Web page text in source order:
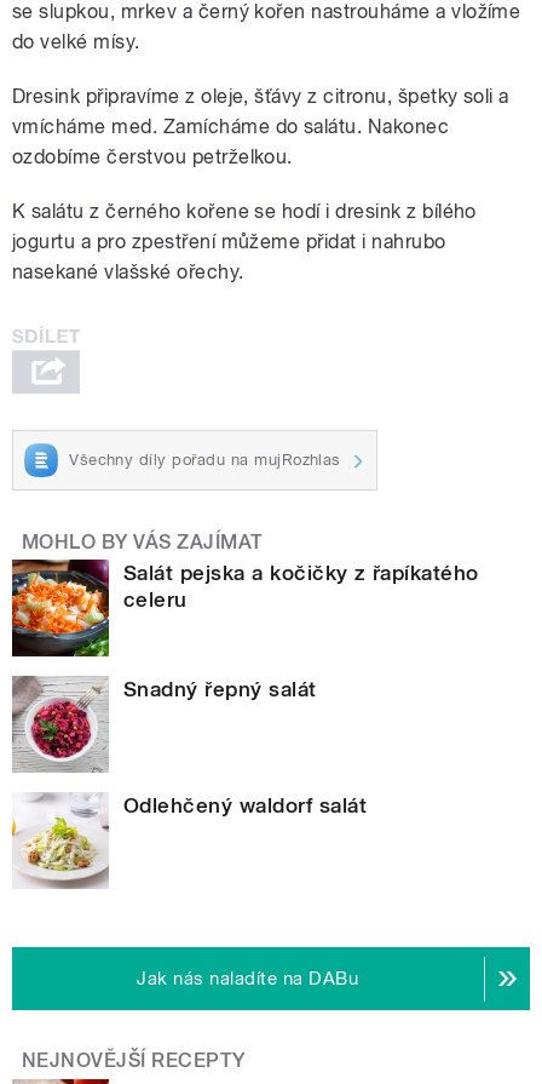
se slupkou, mrkev a černý kořen nastrouháme a vložíme
do velké mísy.
Dresink připravíme z oleje, šťávy z citronu, špetky soli a
vmícháme med. Zamícháme do salátu. Nakonec
ozdobíme čerstvou petrželkou.
K salátu z černého kořene se hodí i dresink z bílého
jogurtu a pro zpestření můžeme přidat i nahrubo
nasekané vlašské ořechy.
Všechny díly pořadu na mujRozhlas
MOHLO BY VÁS ZAJÍMAT
Salát pejska a kočičky z řapíkatého
celeru
Snadný řepný salát
Odlehčený waldorf salát
Jak nás naladíte na DABu
NEJNOVĚJŠÍ RECEPTY